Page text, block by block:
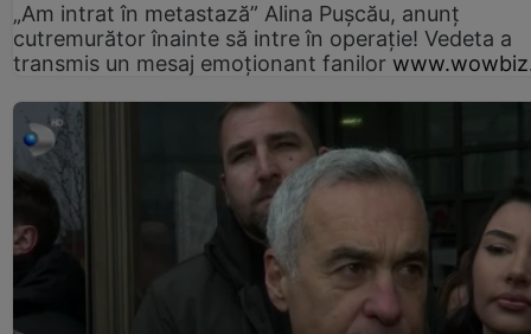
„Am intrat în metastază” Alina Pușcău, anunț
cutremurător înainte să intre în operație! Vedeta a
transmis un mesaj emoționant fanilor